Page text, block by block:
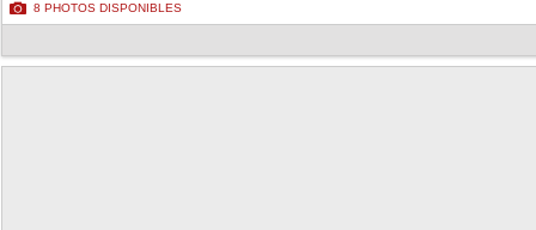
8 PHOTOS DISPONIBLES